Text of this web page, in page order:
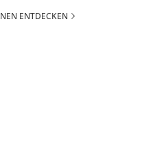
ENTDECKEN